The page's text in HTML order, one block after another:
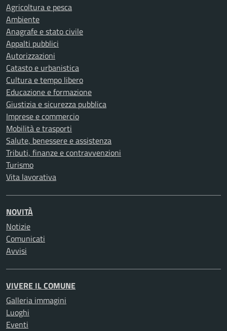
Agricoltura e pesca
Ambiente
Anagrafe e stato civile
Appalti pubblici
Autorizzazioni
Catasto e urbanistica
Cultura e tempo libero
Educazione e formazione
Giustizia e sicurezza pubblica
Imprese e commercio
Mobilità e trasporti
Salute, benessere e assistenza
Tributi, finanze e contravvenzioni
Turismo
Vita lavorativa
NOVITÀ
Notizie
Comunicati
Avvisi
VIVERE IL COMUNE
Galleria immagini
Luoghi
Eventi